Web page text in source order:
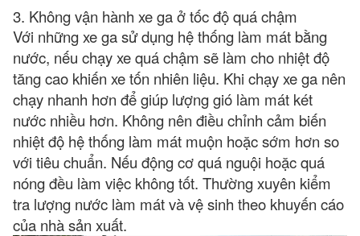
3. Không vận hành xe ga ở tốc độ quá chậm
Với những xe ga sử dụng hệ thống làm mát bằng
nước, nếu chạy xe quá chậm sẽ làm cho nhiệt độ
tăng cao khiến xe tốn nhiên liệu. Khi chạy xe ga nên
chạy nhanh hơn để giúp lượng gió làm mát két
nước nhiều hơn. Không nên điều chỉnh cảm biến
nhiệt độ hệ thống làm mát muộn hoặc sớm hơn so
với tiêu chuẩn. Nếu động cơ quá nguội hoặc quá
nóng đều làm việc không tốt. Thường xuyên kiểm
tra lượng nước làm mát và vệ sinh theo khuyến cáo
của nhà sản xuất.